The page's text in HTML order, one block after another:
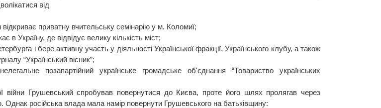
від
відкриває приватну вчительську семінарію у м. Коломиї;
в Україну, де відвідує велику кількість міст;
і бере активну участь у діяльності Української фракції, Українського клубу, а також
“Український вісник”;
позапартійний українське громадське об'єднання “Товариство українських
війни Грушевський спробував повернутися до Києва, проте його шлях пролягав через
Однак російська влада мала намір повернути Грушевського на батьківщину: